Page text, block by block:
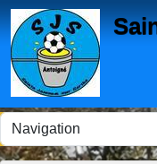
Panneau de gestion des